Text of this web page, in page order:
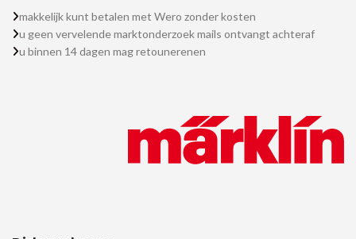
makkelijk kunt betalen met Wero zonder kosten
u geen vervelende marktonderzoek mails ontvangt achteraf
u binnen 14 dagen mag retounerenen